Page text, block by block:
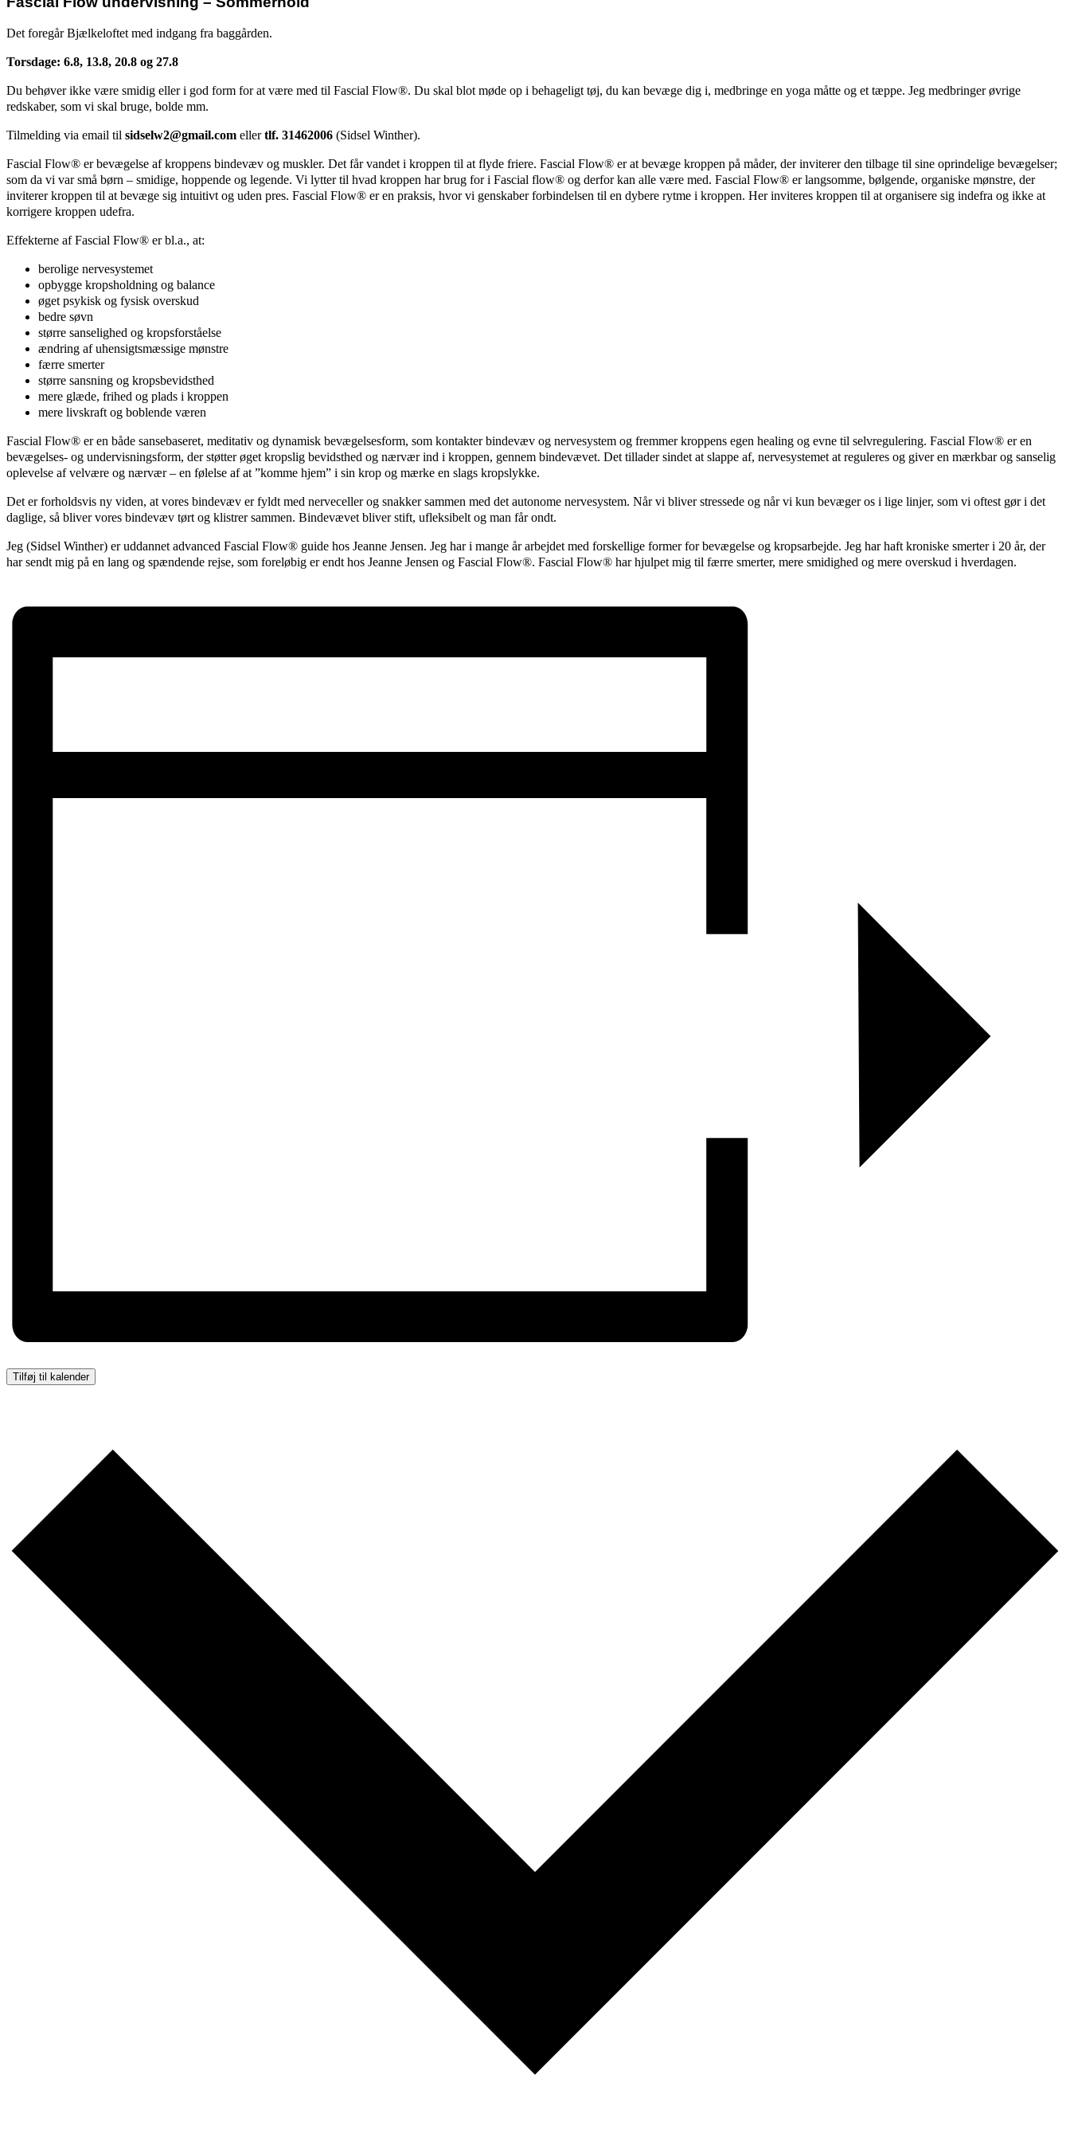
Det foregår Bjælkeloftet med indgang fra baggården.
Torsdage: 6.8, 13.8, 20.8 og 27.8
Du behøver ikke være smidig eller i god form for at være med til Fascial Flow®. Du skal blot møde op i behageligt tøj, du kan bevæge dig i, medbringe en yoga måtte og et tæppe. Jeg medbringer øvrige
redskaber, som vi skal bruge, bolde mm.
Tilmelding via email til sidselw2@gmail.com ellertlf. 31462006 (Sidsel Winther).
Fascial Flow® er bevægelse af kroppens bindevæv og muskler. Det får vandet i kroppen til at flyde friere. Fascial Flow® er at bevæge kroppen på måder, der inviterer den tilbage til sine oprindelige bevægelser;
som da vi var små børn – smidige, hoppende og legende. Vi lytter til hvad kroppen har brug for i Fascial flow® og derfor kan alle være med. Fascial Flow® er langsomme, bølgende, organiske mønstre, der
inviterer kroppen til at bevæge sig intuitivt og uden pres. Fascial Flow® er en praksis, hvor vi genskaber forbindelsen til en dybere rytme i kroppen. Her inviteres kroppen til at organisere sig indefra og ikke at
korrigere kroppen udefra.
Effekterne af Fascial Flow® er bl.a., at:
berolige nervesystemet
opbygge kropsholdning og balance
øget psykisk og fysisk overskud
bedre søvn
større sanselighed og kropsforståelse
ændring af uhensigtsmæssige mønstre
færre smerter
større sansning og kropsbevidsthed
mere glæde, frihed og plads i kroppen
mere livskraft og boblende væren
Fascial Flow® er en både sansebaseret, meditativ og dynamisk bevægelsesform, som kontakter bindevæv og nervesystem og fremmer kroppens egen healing og evne til selvregulering. Fascial Flow® er en
bevægelses- og undervisningsform, der støtter øget kropslig bevidsthed og nærvær ind i kroppen, gennem bindevævet. Det tillader sindet at slappe af, nervesystemet at reguleres og giver en mærkbar og sanselig
oplevelse af velvære og nærvær – en følelse af at ”komme hjem” i sin krop og mærke en slags kropslykke.
Det er forholdsvis ny viden, at vores bindevæv er fyldt med nerveceller og snakker sammen med det autonome nervesystem. Når vi bliver stressede og når vi kun bevæger os i lige linjer, som vi oftest gør i det
daglige, så bliver vores bindevæv tørt og klistrer sammen. Bindevævet bliver stift, ufleksibelt og man får ondt.
Jeg (Sidsel Winther) er uddannet advanced Fascial Flow® guide hos Jeanne Jensen. Jeg har i mange år arbejdet med forskellige former for bevægelse og kropsarbejde. Jeg har haft kroniske smerter i 20 år, der
har sendt mig på en lang og spændende rejse, som foreløbig er endt hos Jeanne Jensen og Fascial Flow®. Fascial Flow® har hjulpet mig til færre smerter, mere smidighed og mere overskud i hverdagen.
Tilføj til kalender